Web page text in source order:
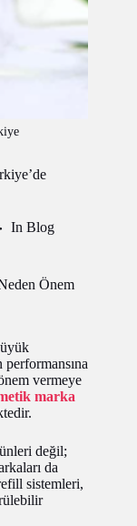
In Blog
Önem
vermeye
marka
değil;
da
sistemleri,